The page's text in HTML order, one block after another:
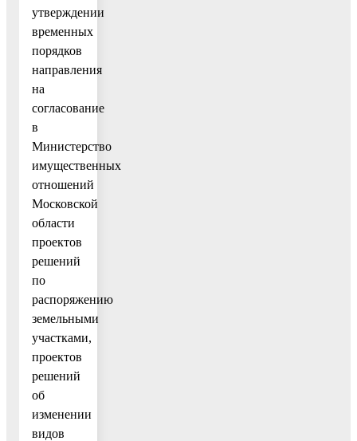
утверждении
временных
порядков
направления
на
согласование
в
Министерство
имущественных
отношений
Московской
области
проектов
решений
по
распоряжению
земельными
участками,
проектов
решений
об
изменении
видов